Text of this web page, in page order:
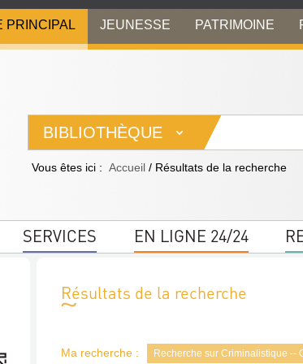
PRINCIPAL JEUNESSE PATRIMOINE
BIBLIOTHÈQUE
Vous êtes ici : Accueil / Résultats de la recherche
SERVICES EN LIGNE 24/24
Résultats de la recherche
Ma recherche : Recherche sur Criminalistique --